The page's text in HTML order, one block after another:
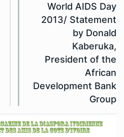
World AIDS Day
2013/ Statement
by Donald
Kaberuka,
President of the
African
Development Bank
Group